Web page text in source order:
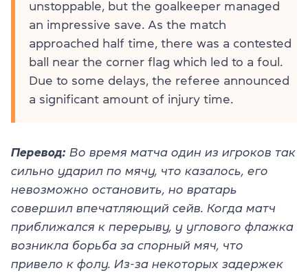
unstoppable, but the goalkeeper managed
an impressive save. As the match
approached half time, there was a contested
ball near the corner flag which led to a foul.
Due to some delays, the referee announced
a significant amount of injury time.
Перевод: Во время матча один из игроков так
сильно ударил по мячу, что казалось, его
невозможно остановить, но вратарь
совершил впечатляющий сейв. Когда матч
приближался к перерыву, у углового флажка
возникла борьба за спорный мяч, что
привело к фолу. Из-за некоторых задержек